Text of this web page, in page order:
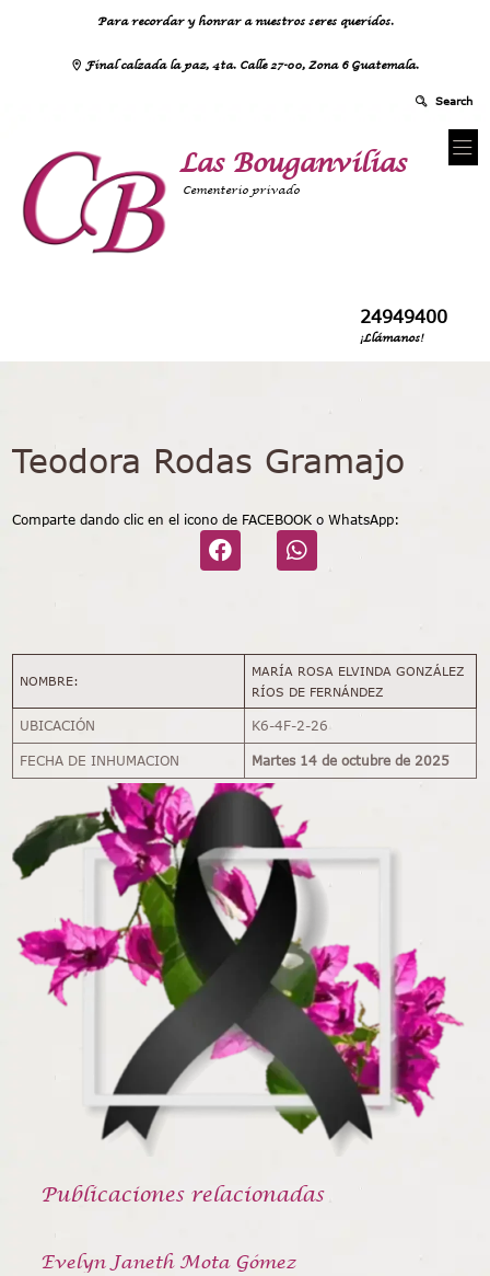
Para recordar y honrar a nuestros seres queridos.
Final calzada la paz, 4ta. Calle 27-00, Zona 6 Guatemala.
Las Bouganvilias
Cementerio privado
24949400
¡Llámanos!
Teodora Rodas Gramajo
Comparte dando clic en el icono de FACEBOOK o WhatsApp:
NOMBRE:
MARÍA ROSA ELVINDA GONZÁLEZ
RÍOS DE FERNÁNDEZ
UBICACIÓN K6-4F-2-26
FECHA DE INHUMACION Martes 14 de octubre de 2025
Publicaciones relacionadas
Evelyn Janeth Mota Gómez